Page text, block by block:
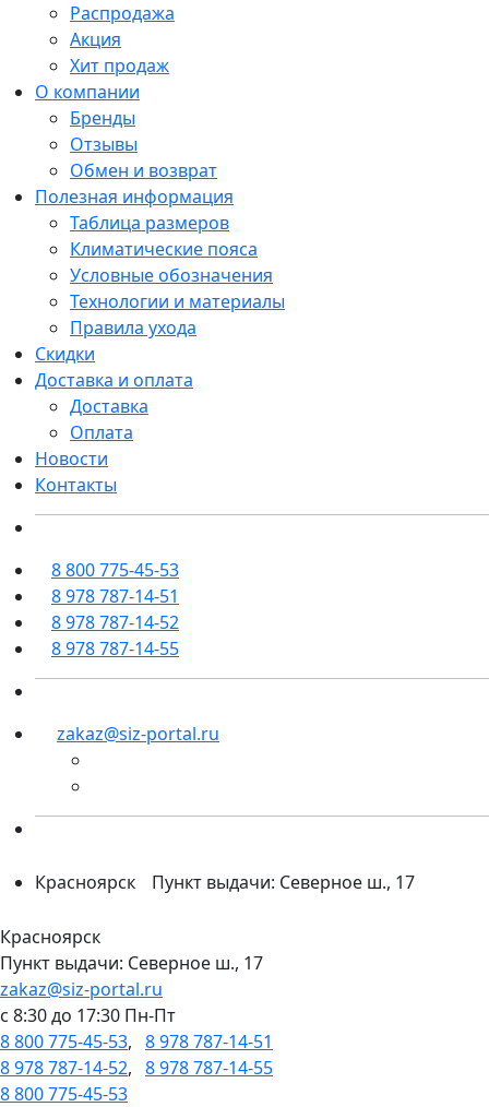
Распродажа
Акция
Хит продаж
О компании
Бренды
Отзывы
Обмен и возврат
Полезная информация
Таблица размеров
Климатические пояса
Условные обозначения
Технологии и материалы
Правила ухода
Скидки
Доставка и оплата
Доставка
Оплата
Новости
Контакты
8 800 775-45-53
8 978 787-14-51
8 978 787-14-52
8 978 787-14-55
zakaz@siz-portal.ru
Красноярск Пункт выдачи: Северное ш., 17
Красноярск
Пункт выдачи: Северное ш., 17
zakaz@siz-portal.ru
c 8:30 до 17:30 Пн-Пт
8 800 775-45-53, 8 978 787-14-51
8 978 787-14-52, 8 978 787-14-55
8 800 775-45-53